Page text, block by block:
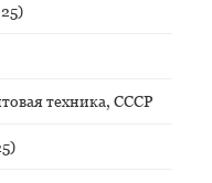
техника, СССР